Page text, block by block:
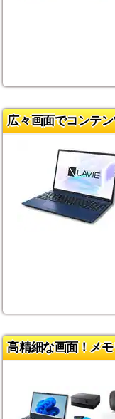
広々画面でコンテ
高精細な画面！メ